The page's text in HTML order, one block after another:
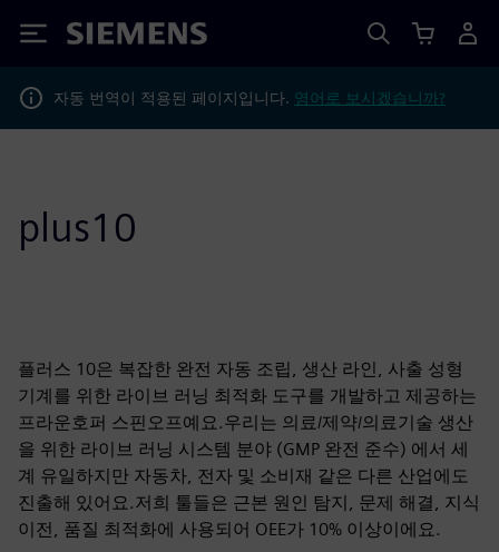
Siemens
자동 번역이 적용된 페이지입니다. 영어로 보시겠습니까?
plus10
플러스 10은 복잡한 완전 자동 조립, 생산 라인, 사출 성형
기계를 위한 라이브 러닝 최적화 도구를 개발하고 제공하는
프라운호퍼 스핀오프예요.우리는 의료/제약/의료기술 생산
을 위한 라이브 러닝 시스템 분야 (GMP 완전 준수) 에서 세
계 유일하지만 자동차, 전자 및 소비재 같은 다른 산업에도
진출해 있어요.저희 툴들은 근본 원인 탐지, 문제 해결, 지식
이전, 품질 최적화에 사용되어 OEE가 10% 이상이에요.